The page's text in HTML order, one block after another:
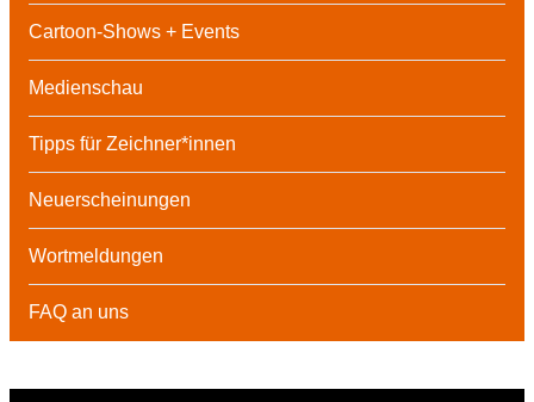
Cartoon-Shows + Events
Medienschau
Tipps für Zeichner*innen
Neuerscheinungen
Wortmeldungen
FAQ an uns